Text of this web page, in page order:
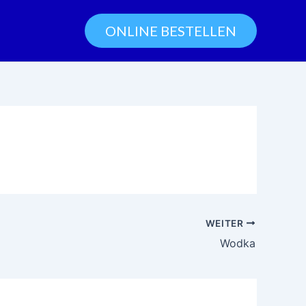
ONLINE BESTELLEN
WEITER
Wodka